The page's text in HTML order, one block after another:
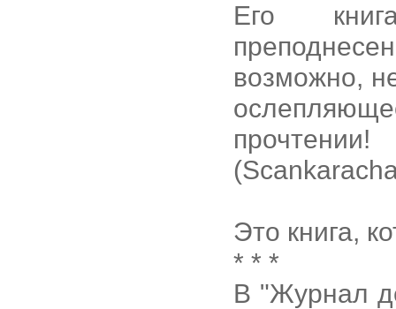
Его
возможно,
Это книга,
* * *
В "Журнал